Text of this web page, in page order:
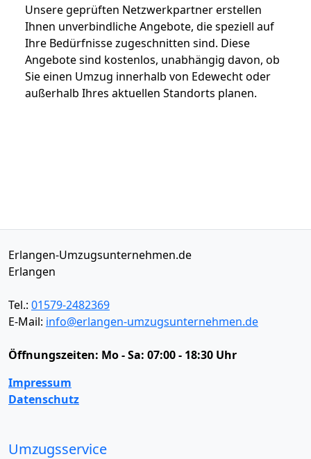
Unsere geprüften Netzwerkpartner erstellen
Ihnen unverbindliche Angebote, die speziell auf
Ihre Bedürfnisse zugeschnitten sind. Diese
Angebote sind kostenlos, unabhängig davon, ob
Sie einen Umzug innerhalb von Edewecht oder
außerhalb Ihres aktuellen Standorts planen.
Erlangen-Umzugsunternehmen.de
Erlangen
Tel.: 01579-2482369
E-Mail: info@erlangen-umzugsunternehmen.de
Öffnungszeiten: Mo - Sa: 07:00 - 18:30 Uhr
Impressum
Datenschutz
Umzugsservice